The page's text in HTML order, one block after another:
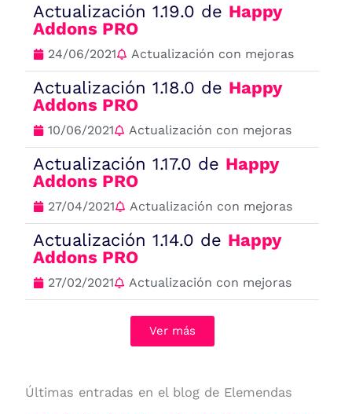
Actualización 1.19.0 de Happy
Addons PRO
24/06/2021 Actualización con mejoras
Actualización 1.18.0 de Happy
Addons PRO
10/06/2021 Actualización con mejoras
Actualización 1.17.0 de Happy
Addons PRO
27/04/2021 Actualización con mejoras
Actualización 1.14.0 de Happy
Addons PRO
27/02/2021 Actualización con mejoras
Ver más
Últimas entradas en el blog de Elemendas